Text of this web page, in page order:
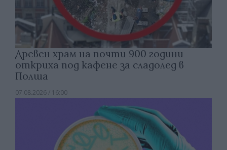
Древен храм на почти 900 години
откриха под кафене за сладолед в
Полша
07.08.2026 / 16:00